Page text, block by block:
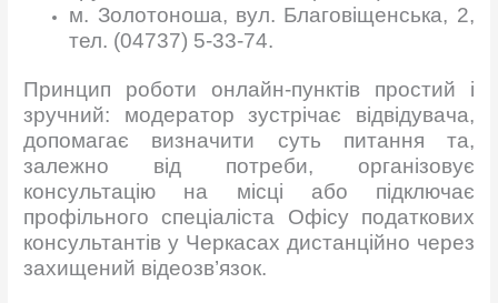
м. Золотоноша, вул. Благовіщенська, 2,
тел. (04737) 5-33-74.
Принцип роботи онлайн-пунктів простий і
зручний: модератор зустрічає відвідувача,
допомагає визначити суть питання та,
залежно від потреби, організовує
консультацію на місці або підключає
профільного спеціаліста Офісу податкових
консультантів у Черкасах дистанційно через
захищений відеозв’язок.